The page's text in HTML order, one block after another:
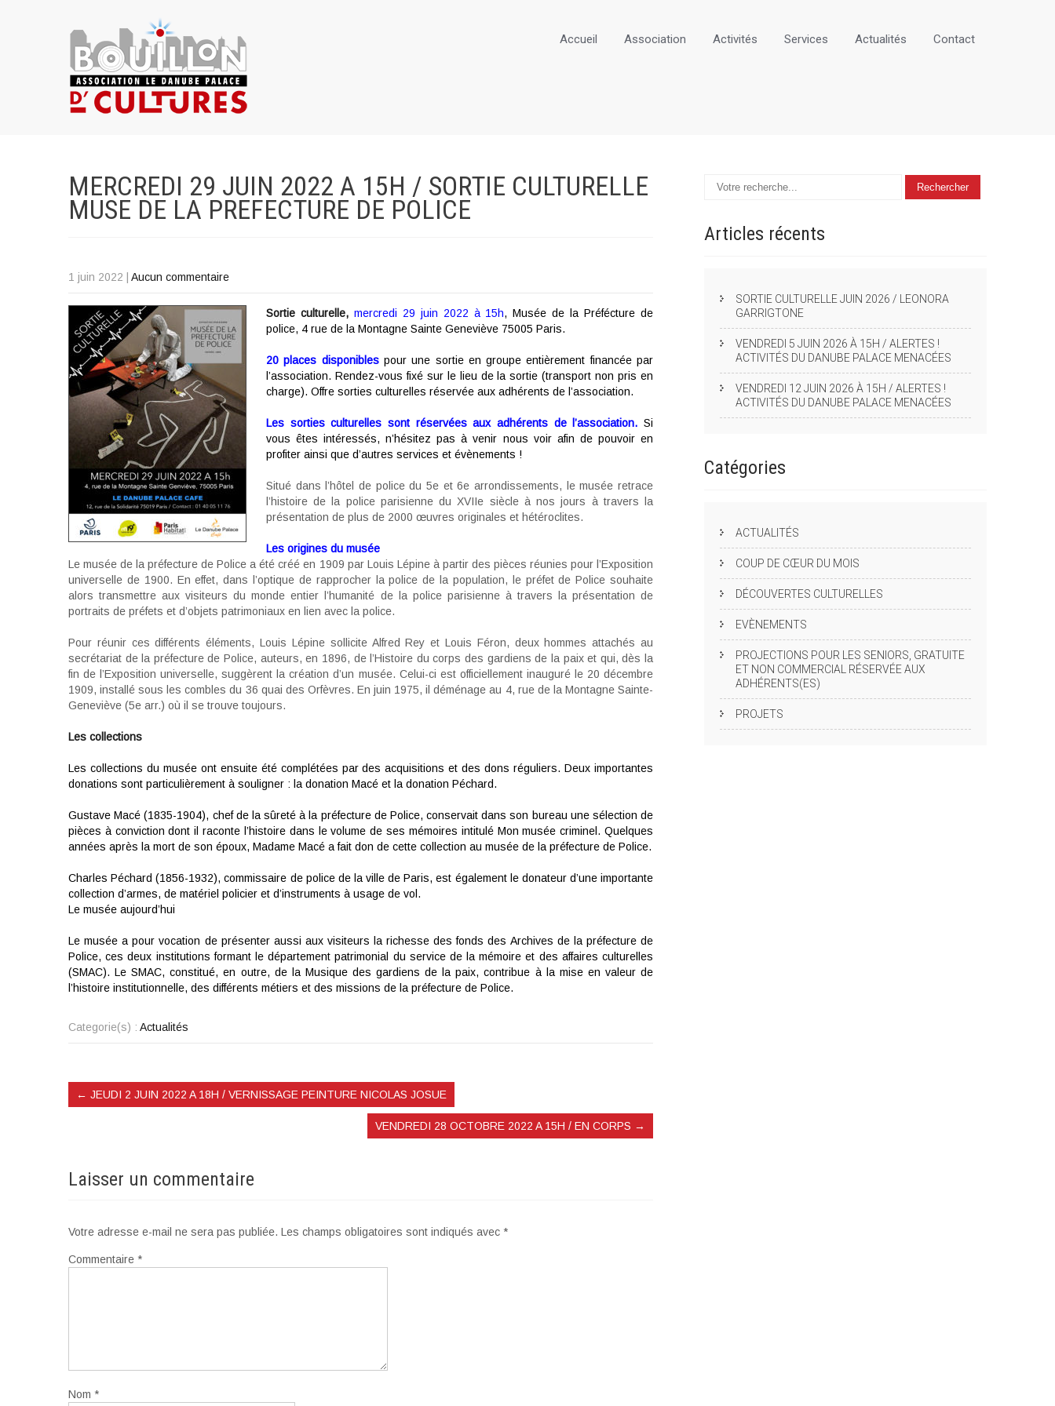
Accueil Association Activités Services Actualités Contact
MERCREDI 29 JUIN 2022 A 15H / SORTIE CULTURELLE
MUSE DE LA PREFECTURE DE POLICE
1 juin 2022 Aucun commentaire
Sortie culturelle, mercredi 29 juin 2022 à 15h, Musée de la Préfécture de
police, 4 rue de la Montagne Sainte Geneviève 75005 Paris.
20 places disponiblespour une sortie en groupe entièrement financée par
l’association. Rendez-vous fixé sur le lieu de la sortie (transport non pris en
charge). Offre sorties culturelles réservée aux adhérents de l’association.
Les sorties culturelles sont réservées aux adhérents de l’association. Si
vous êtes intéressés, n’hésitez pas à venir nous voir afin de pouvoir en
profiter ainsi que d’autres services et évènements !
Situé dans l’hôtel de police du 5e et 6e arrondissements, le musée retrace
l’histoire de la police parisienne du XVIIe siècle à nos jours à travers la
présentation de plus de 2000 œuvres originales et hétéroclites.
Les origines du musée
Le musée de la préfecture de Police a été créé en 1909 par Louis Lépine à partir des pièces réunies pour l’Exposition
universelle de 1900. En effet, dans l’optique de rapprocher la police de la population, le préfet de Police souhaite
alors transmettre aux visiteurs du monde entier l’humanité de la police parisienne à travers la présentation de
portraits de préfets et d’objets patrimoniaux en lien avec la police.
Pour réunir ces différents éléments, Louis Lépine sollicite Alfred Rey et Louis Féron, deux hommes attachés au
secrétariat de la préfecture de Police, auteurs, en 1896, de l’Histoire du corps des gardiens de la paix et qui, dès la
fin de l’Exposition universelle, suggèrent la création d’un musée. Celui-ci est officiellement inauguré le 20 décembre
1909, installé sous les combles du 36 quai des Orfèvres. En juin 1975, il déménage au 4, rue de la Montagne Sainte-
Geneviève (5e arr.) où il se trouve toujours.
Les collections
Les collections du musée ont ensuite été complétées par des acquisitions et des dons réguliers. Deux importantes
donations sont particulièrement à souligner : la donation Macé et la donation Péchard.
Gustave Macé (1835-1904), chef de la sûreté à la préfecture de Police, conservait dans son bureau une sélection de
pièces à conviction dont il raconte l’histoire dans le volume de ses mémoires intitulé Mon musée criminel. Quelques
années après la mort de son époux, Madame Macé a fait don de cette collection au musée de la préfecture de Police.
Charles Péchard (1856-1932), commissaire de police de la ville de Paris, est également le donateur d’une importante
collection d’armes, de matériel policier et d’instruments à usage de vol.
Le musée aujourd’hui
Le musée a pour vocation de présenter aussi aux visiteurs la richesse des fonds des Archives de la préfecture de
Police, ces deux institutions formant le département patrimonial du service de la mémoire et des affaires culturelles
(SMAC). Le SMAC, constitué, en outre, de la Musique des gardiens de la paix, contribue à la mise en valeur de
l’histoire institutionnelle, des différents métiers et des missions de la préfecture de Police.
Categorie(s) : Actualités
← JEUDI 2 JUIN 2022 A 18H / VERNISSAGE PEINTURE NICOLAS JOSUE
VENDREDI 28 OCTOBRE 2022 A 15H / EN CORPS →
Laisser un commentaire
Votre adresse e-mail ne sera pas publiée. Les champs obligatoires sont indiqués avec *
Commentaire *
Nom *
Articles récents
SORTIE CULTURELLE JUIN 2026 / LEONORA
GARRIGTONE
VENDREDI 5 JUIN 2026 À 15H / ALERTES !
ACTIVITÉS DU DANUBE PALACE MENACÉES
VENDREDI 12 JUIN 2026 À 15H / ALERTES !
ACTIVITÉS DU DANUBE PALACE MENACÉES
Catégories
ACTUALITÉS
COUP DE CŒUR DU MOIS
DÉCOUVERTES CULTURELLES
EVÈNEMENTS
PROJECTIONS POUR LES SENIORS, GRATUITE
ET NON COMMERCIAL RÉSERVÉE AUX
ADHÉRENTS(ES)
PROJETS